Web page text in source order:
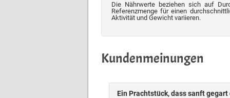
Die Nährwerte beziehen sich auf
Referenzmenge für einen
Aktivität und Gewicht variieren.
Kundenmeinungen
Ein Prachtstück, dass sanft gegart